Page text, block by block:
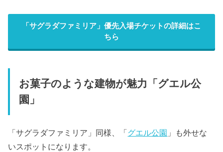
「サグラダファミリア」優先入場チケットの詳細はこ
ちら
お菓子のような建物が魅力「グエル公
園」
「サグラダファミリア」同様、「 グエル公園 」も外せな
いスポットになります。